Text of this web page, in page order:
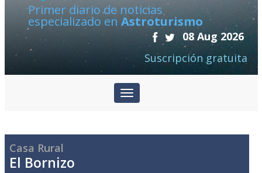
Primer diario de noticias
especializado en Astroturismo
08 Aug 2026
Suscripción gratuita
Casa Rural
El Bornizo